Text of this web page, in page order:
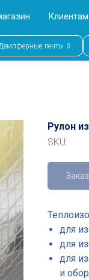
Клиентам
Демпферные ленты ⇩
Рулон
SKU:
для
для
для
и